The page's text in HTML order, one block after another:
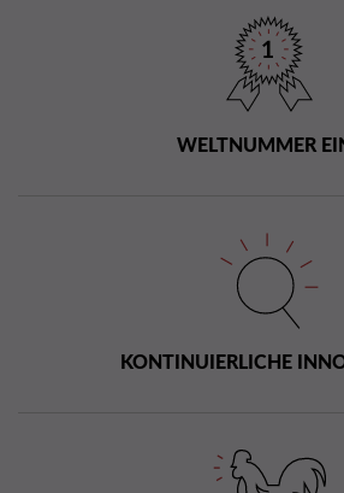
WELTNUMMER
KONTINUIERLICHE